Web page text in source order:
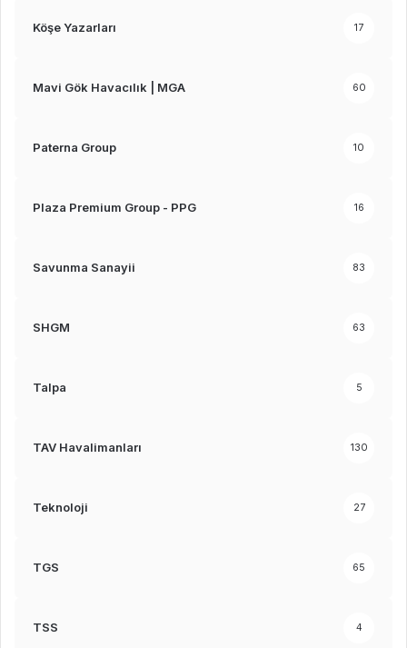
Köşe Yazarları 17
Mavi Gök Havacılık | MGA 60
Paterna Group 10
Plaza Premium Group - PPG 16
Savunma Sanayii 83
SHGM 63
Talpa 5
TAV Havalimanları 130
Teknoloji 27
TGS 65
TSS 4